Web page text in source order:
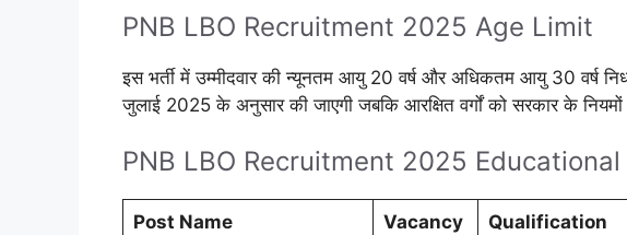
PNB LBO Recruitment 2025 Age Limit
इस भर्ती में उम्मीदवार की न्यूनतम आयु 20 वर्ष और अधिकतम आयु 30 वर्ष
जुलाई 2025 के अनुसार की जाएगी जबकि आरक्षित वर्गों को सरकार के
PNB LBO Recruitment 2025
Post Name Vacancy Qualification